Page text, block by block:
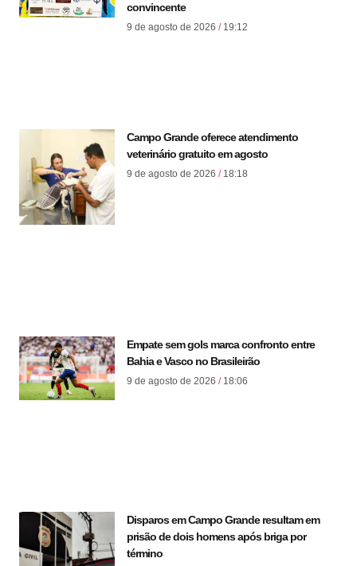
convincente
9 de agosto de 2026 19:12
Campo Grande oferece atendimento
veterinário gratuito em agosto
9 de agosto de 2026 18:18
Empate sem gols marca confronto entre
Bahia e Vasco no Brasileirão
9 de agosto de 2026 18:06
Disparos em Campo Grande resultam em
prisão de dois homens após briga por
término